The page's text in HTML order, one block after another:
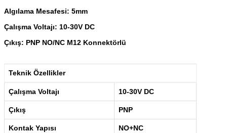
Algılama Mesafesi: 5mm
Çalışma Voltajı: 10-30V DC
Çıkış: PNP NO/NC M12 Konnektörlü
Teknik Özellikler
Çalışma Voltajı 10-30V DC
Çıkış PNP
Kontak Yapısı NO+NC